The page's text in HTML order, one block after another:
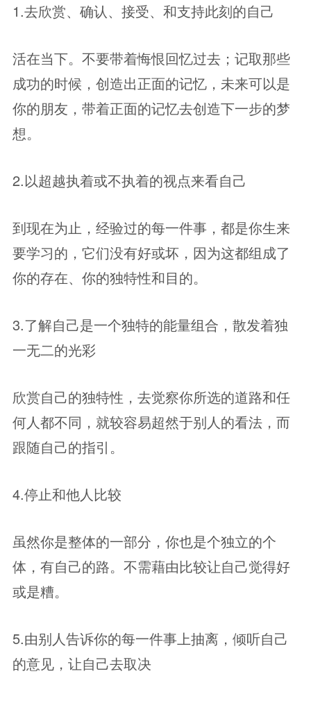
1.去欣赏、确认、接受、和支持此刻的自己
活在当下。不要带着悔恨回忆过去；记取那些
成功的时候，创造出正面的记忆，未来可以是
你的朋友，带着正面的记忆去创造下一步的梦
想。
2.以超越执着或不执着的视点来看自己
到现在为止，经验过的每一件事，都是你生来
要学习的，它们没有好或坏，因为这都组成了
你的存在、你的独特性和目的。
3.了解自己是一个独特的能量组合，散发着独
一无二的光彩
欣赏自己的独特性，去觉察你所选的道路和任
何人都不同，就较容易超然于别人的看法，而
跟随自己的指引。
4.停止和他人比较
虽然你是整体的一部分，你也是个独立的个
体，有自己的路。不需藉由比较让自己觉得好
或是糟。
5.由别人告诉你的每一件事上抽离，倾听自己
的意见，让自己去取决